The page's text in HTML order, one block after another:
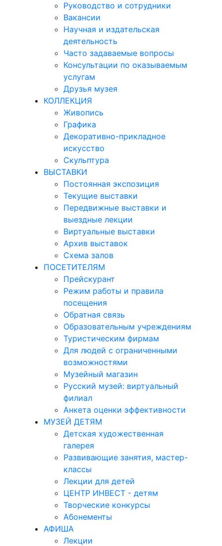
Руководство и сотрудники
Вакансии
Научная и издательская
деятельность
Часто задаваемые вопросы
Консультации по оказываемым
услугам
Друзья музея
КОЛЛЕКЦИЯ
Живопись
Графика
Декоративно-прикладное
искусство
Скульптура
ВЫСТАВКИ
Постоянная экспозиция
Текущие выставки
Передвижные выставки и
выездные лекции
Виртуальные выставки
Архив выставок
Схема залов
ПОСЕТИТЕЛЯМ
Прейскурант
Режим работы и правила
посещения
Обратная связь
Образовательным учреждениям
Туристическим фирмам
Для людей с ограниченными
возможностями
Музейный магазин
Русский музей: виртуальный
филиал
Анкета оценки эффективности
МУЗЕЙ ДЕТЯМ
Детская художественная
галерея
Развивающие занятия, мастер-
классы
Лекции для детей
ЦЕНТР ИНВЕСТ - детям
Творческие конкурсы
Абонементы
АФИША
Лекции